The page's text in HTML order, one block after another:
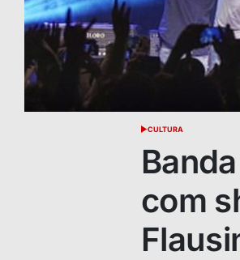
POSTED
CULTURA
com